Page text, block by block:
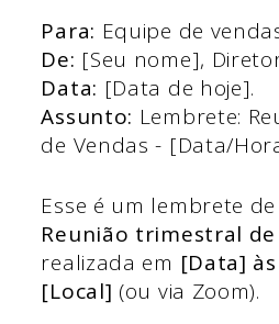
Para: Equipe de
De: [Seu nome],
Data: [Data de hoje].
Assunto: Lembrete:
de Vendas - [Data/
Esse é um lembrete
Reunião trimestral de
realizada em [Data]
[Local] (ou via Zoom).